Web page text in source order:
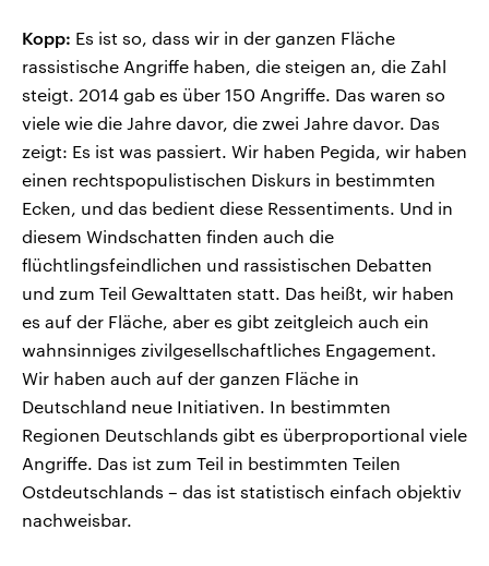
Kopp: Es ist so, dass wir in der ganzen Fläche
rassistische Angriffe haben, die steigen an, die Zahl
steigt. 2014 gab es über 150 Angriffe. Das waren so
viele wie die Jahre davor, die zwei Jahre davor. Das
zeigt: Es ist was passiert. Wir haben Pegida, wir haben
einen rechtspopulistischen Diskurs in bestimmten
Ecken, und das bedient diese Ressentiments. Und in
diesem Windschatten finden auch die
flüchtlingsfeindlichen und rassistischen Debatten
und zum Teil Gewalttaten statt. Das heißt, wir haben
es auf der Fläche, aber es gibt zeitgleich auch ein
wahnsinniges zivilgesellschaftliches Engagement.
Wir haben auch auf der ganzen Fläche in
Deutschland neue Initiativen. In bestimmten
Regionen Deutschlands gibt es überproportional viele
Angriffe. Das ist zum Teil in bestimmten Teilen
Ostdeutschlands – das ist statistisch einfach objektiv
nachweisbar.